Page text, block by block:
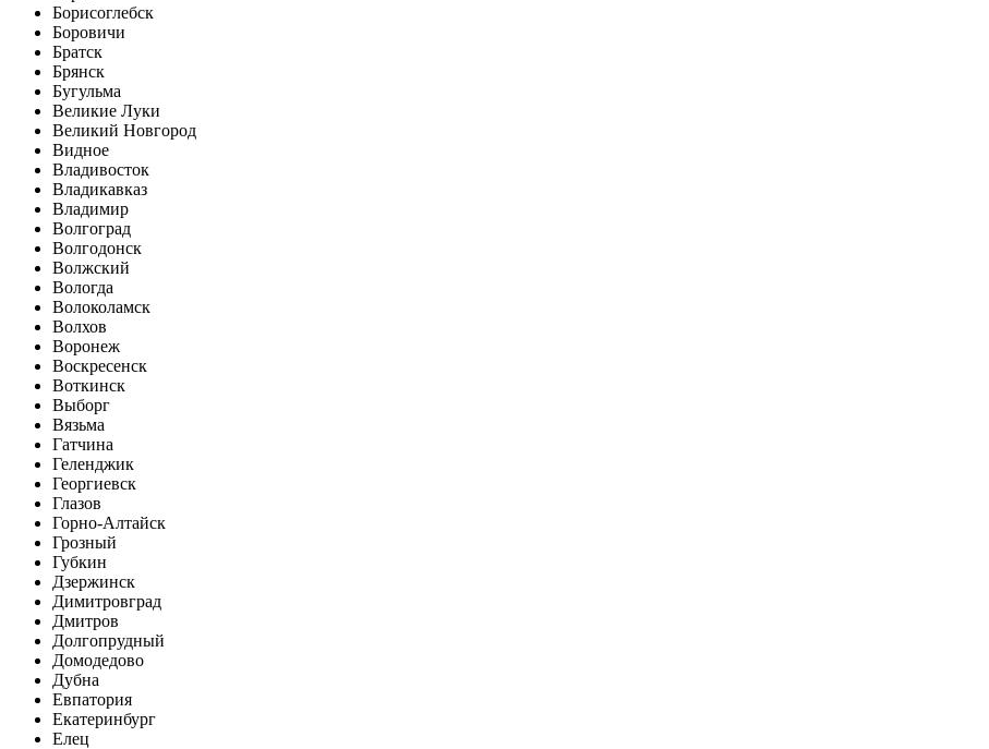
Борисоглебск
Боровичи
Братск
Брянск
Бугульма
Великие Луки
Великий Новгород
Видное
Владивосток
Владикавказ
Владимир
Волгоград
Волгодонск
Волжский
Вологда
Волоколамск
Волхов
Воронеж
Воскресенск
Воткинск
Выборг
Вязьма
Гатчина
Геленджик
Георгиевск
Глазов
Горно-Алтайск
Грозный
Губкин
Дзержинск
Димитровград
Дмитров
Долгопрудный
Домодедово
Дубна
Евпатория
Екатеринбург
Елец